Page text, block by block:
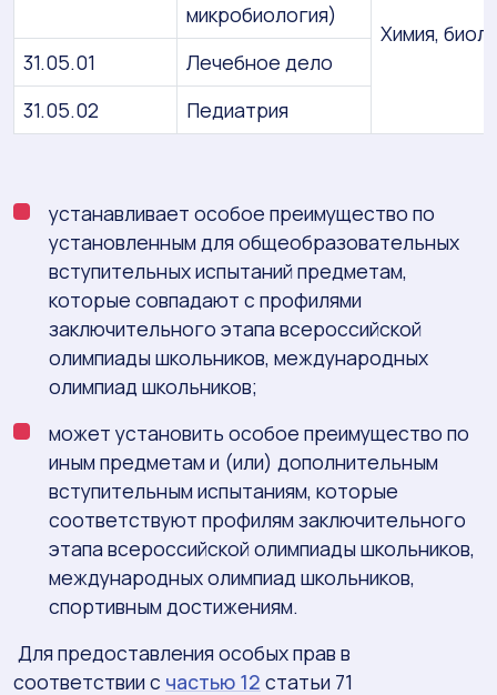
микробиология)
Химия,
31.05.01
Лечебное дело
31.05.02
Педиатрия
устанавливает особое преимущество по
установленным для общеобразовательных
вступительных испытаний предметам,
которые совпадают с профилями
заключительного этапа всероссийской
олимпиады школьников, международных
олимпиад школьников;
может установить особое преимущество по
иным предметам и (или) дополнительным
вступительным испытаниям, которые
соответствуют профилям заключительного
этапа всероссийской олимпиады школьников,
международных олимпиад школьников,
спортивным достижениям.
Для предоставления особых прав в
соответствии с частью 12 статьи 71